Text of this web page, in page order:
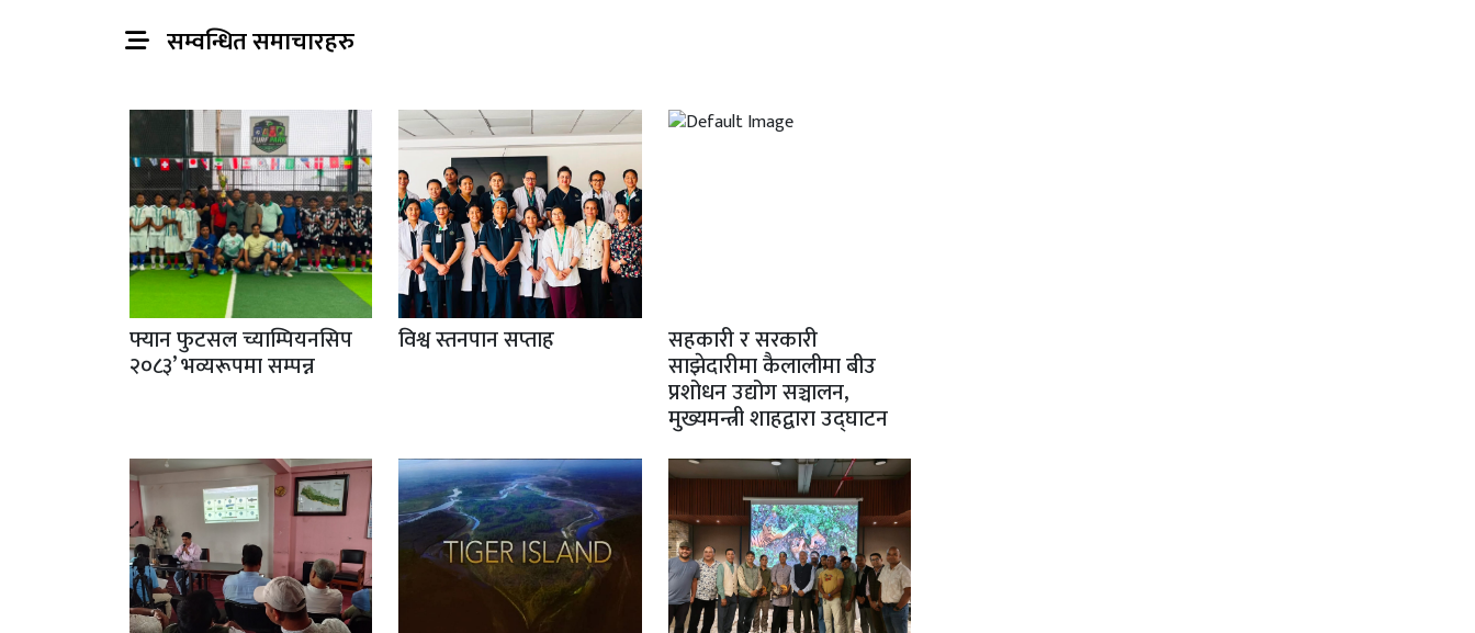
सम्वन्धित समाचारहरु
फ्यान फुटसल च्याम्पियनसिप
२०८३’ भव्यरूपमा सम्पन्न
विश्व स्तनपान सप्ताह सहकारी र सरकारी
साझेदारीमा कैलालीमा बीउ
प्रशोधन उद्योग सञ्चालन,
मुख्यमन्त्री शाहद्वारा उद्घाटन